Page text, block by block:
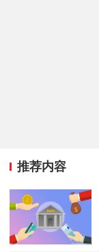
推荐内容